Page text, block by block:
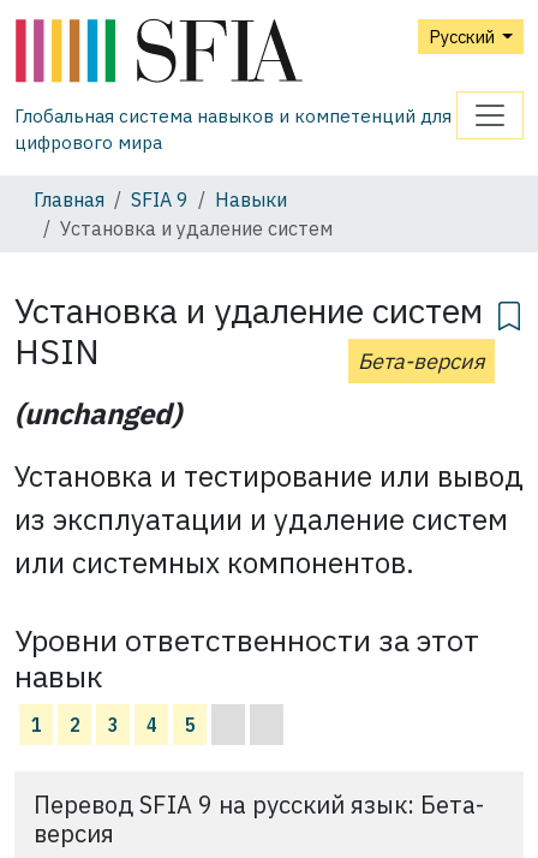
Русский
Глобальная система навыков и компетенций для
цифрового мира
Главная SFIA 9
Навыки
Установка и удаление систем
Установка и удаление систем
HSIN
Бета-версия
(unchanged)
Установка и тестирование или вывод
из эксплуатации и удаление систем
или системных компонентов.
Уровни ответственности за этот
навык
1 2 3 4 5
Перевод SFIA 9 на русский язык: Бета-
версия